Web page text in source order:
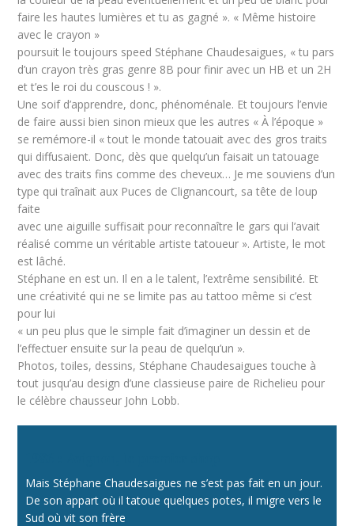
faire les hautes lumières et tu as gagné ». « Même histoire
avec le crayon »
poursuit le toujours speed Stéphane Chaudesaigues, « tu pars
d’un crayon très gras genre 8B pour finir avec un HB et un 2H
et t’es le roi du couscous ! ».
Une soif d’apprendre, donc, phénoménale. Et toujours l’envie
de faire aussi bien sinon mieux que les autres « À l’époque »
se remémore-il « tout le monde tatouait avec des gros traits
qui diffusaient. Donc, dès que quelqu’un faisait un tatouage
avec des traits fins comme des cheveux… Je me souviens d’un
type qui traînait aux Puces de Clignancourt, sa tête de loup
faite
avec une aiguille suffisait pour reconnaître le gars qui l’avait
réalisé comme un véritable artiste tatoueur ». Artiste, le mot
est lâché.
Stéphane en est un. Il en a le talent, l’extrême sensibilité. Et
une créativité qui ne se limite pas au tattoo même si c’est
pour lui
« un peu plus que le simple fait d’imaginer un dessin et de
l’effectuer ensuite sur la peau de quelqu’un ».
Photos, toiles, dessins, Stéphane Chaudesaigues touche à
tout jusqu’au design d’une classieuse paire de Richelieu pour
le célèbre chausseur John Lobb.
Mais Stéphane Chaudesaigues ne s’est pas fait en un jour.
De son appart où il tatoue quelques potes, il migre vers le
Sud où vit son frère